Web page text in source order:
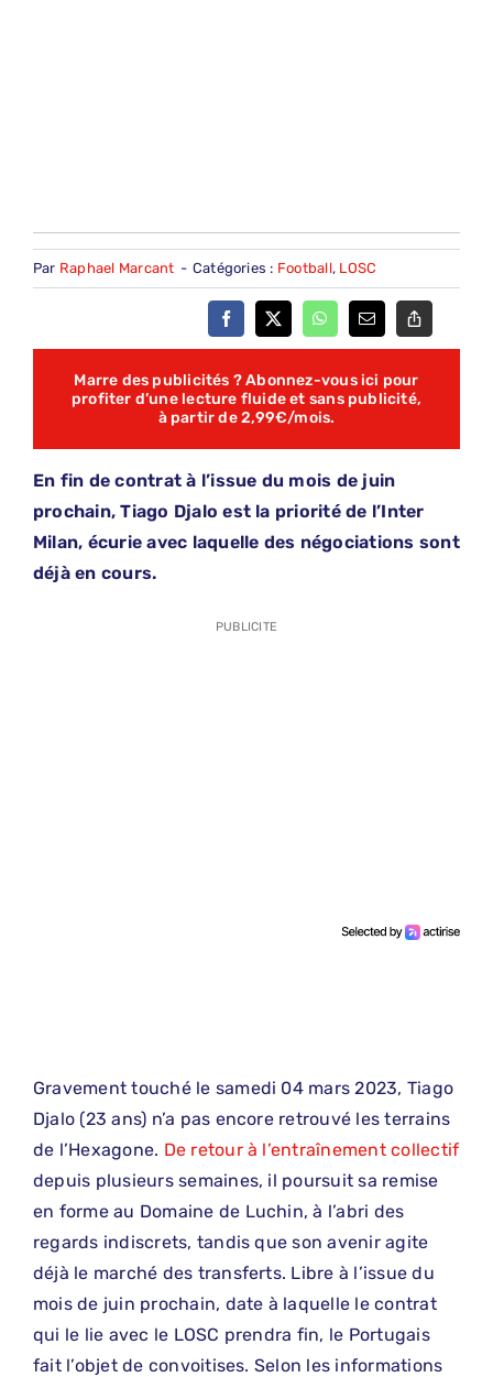
Par Raphael Marcant - Catégories : Football, LOSC
Marre des publicités ? Abonnez-vous ici pour
profiter d’une lecture fluide et sans publicité,
à partir de 2,99€/mois.
En fin de contrat à l’issue du mois de juin
prochain, Tiago Djalo est la priorité de l’Inter
Milan, écurie avec laquelle des négociations sont
déjà en cours.
PUBLICITE
Gravement touché le samedi 04 mars 2023, Tiago
Djalo (23 ans) n’a pas encore retrouvé les terrains
de l’Hexagone. De retour à l’entraînement collectif
depuis plusieurs semaines, il poursuit sa remise
en forme au Domaine de Luchin, à l’abri des
regards indiscrets, tandis que son avenir agite
déjà le marché des transferts. Libre à l’issue du
mois de juin prochain, date à laquelle le contrat
qui le lie avec le LOSC prendra fin, le Portugais
fait l’objet de convoitises. Selon les informations